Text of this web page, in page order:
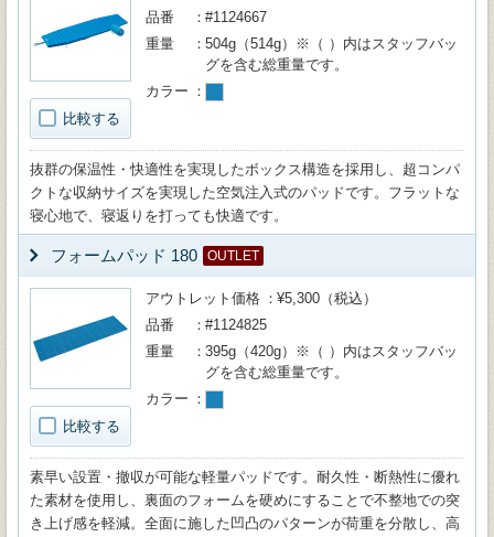
比較する
品番
#1124667
重量
504g（514g）※（ ）内はスタッフバッ
グを含む総重量です。
カラー
抜群の保温性・快適性を実現したボックス構造を採用し、超コンパ
クトな収納サイズを実現した空気注入式のパッドです。フラットな
寝心地で、寝返りを打っても快適です。
フォームパッド 180 OUTLET
比較する
アウトレット価格
¥5,300（税込）
品番
#1124825
重量
395g（420g）※（ ）内はスタッフバッ
グを含む総重量です。
カラー
素早い設置・撤収が可能な軽量パッドです。耐久性・断熱性に優れ
た素材を使用し、裏面のフォームを硬めにすることで不整地での突
き上げ感を軽減。全面に施した凹凸のパターンが荷重を分散し、高